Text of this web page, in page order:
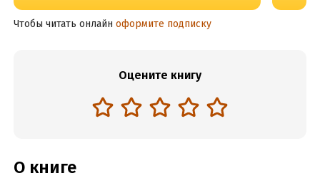
Чтобы читать онлайн оформите подписку
Оцените книгу
О книге